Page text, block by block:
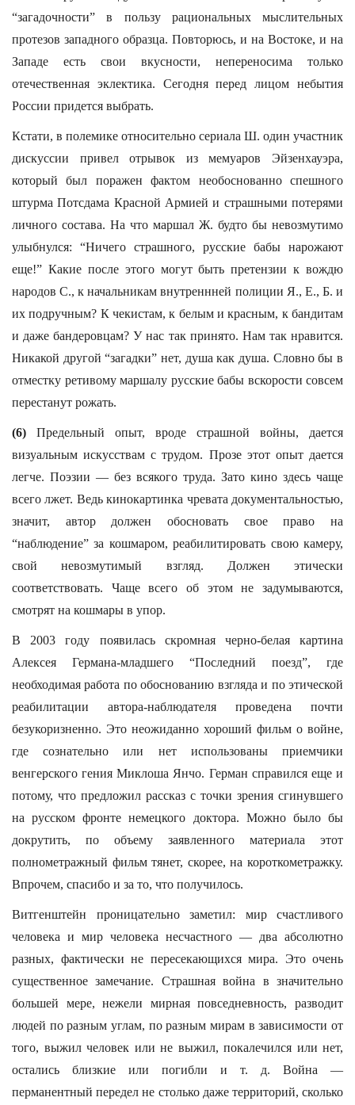
“загадочности” в пользу рациональных мыслительных
протезов западного образца. Повторюсь, и на Востоке, и на
Западе есть свои вкусности, непереносима только
отечественная эклектика. Сегодня перед лицом небытия
России придется выбрать.
Кстати, в полемике относительно сериала Ш. один участник
дискуссии привел отрывок из мемуаров Эйзенхауэра,
который был поражен фактом необоснованно спешного
штурма Потсдама Красной Армией и страшными потерями
личного состава. На что маршал Ж. будто бы невозмутимо
улыбнулся: “Ничего страшного, русские бабы нарожают
еще!” Какие после этого могут быть претензии к вождю
народов С., к начальникам внутреннней полиции Я., Е., Б. и
их подручным? К чекистам, к белым и красным, к бандитам
и даже бандеровцам? У нас так принято. Нам так нравится.
Никакой другой “загадки” нет, душа как душа. Словно бы в
отместку ретивому маршалу русские бабы вскорости совсем
перестанут рожать.
(6) Предельный опыт, вроде страшной войны, дается
визуальным искусствам с трудом. Прозе этот опыт дается
легче. Поэзии — без всякого труда. Зато кино здесь чаще
всего лжет. Ведь кинокартинка чревата документальностью,
значит, автор должен обосновать свое право на
“наблюдение” за кошмаром, реабилитировать свою камеру,
свой невозмутимый взгляд. Должен этически
соответствовать. Чаще всего об этом не задумываются,
смотрят на кошмары в упор.
В 2003 году появилась скромная черно-белая картина
Алексея Германа-младшего “Последний поезд”, где
необходимая работа по обоснованию взгляда и по этической
реабилитации автора-наблюдателя проведена почти
безукоризненно. Это неожиданно хороший фильм о войне,
где сознательно или нет использованы приемчики
венгерского гения Миклоша Янчо. Герман справился еще и
потому, что предложил рассказ с точки зрения сгинувшего
на русском фронте немецкого доктора. Можно было бы
докрутить, по объему заявленного материала этот
полнометражный фильм тянет, скорее, на короткометражку.
Впрочем, спасибо и за то, что получилось.
Витгенштейн проницательно заметил: мир счастливого
человека и мир человека несчастного — два абсолютно
разных, фактически не пересекающихся мира. Это очень
существенное замечание. Страшная война в значительно
большей мере, нежели мирная повседневность, разводит
людей по разным углам, по разным мирам в зависимости от
того, выжил человек или не выжил, покалечился или нет,
остались близкие или погибли и т. д. Война —
перманентный передел не столько даже территорий, сколько